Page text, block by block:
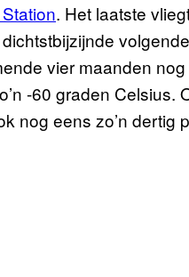
. Het laatste
vier maanden
-60 graden Celsius.
nog eens zo’n dertig